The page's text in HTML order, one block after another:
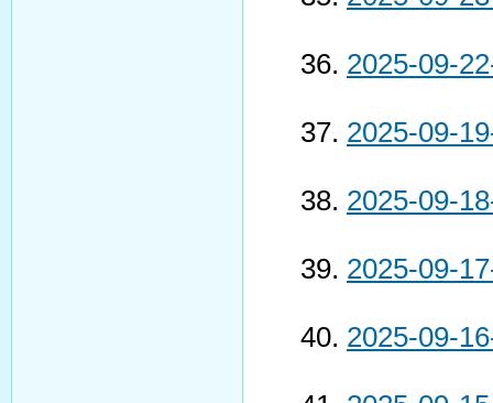
2025-09-
2025-09-
2025-09-
2025-09-
2025-09-